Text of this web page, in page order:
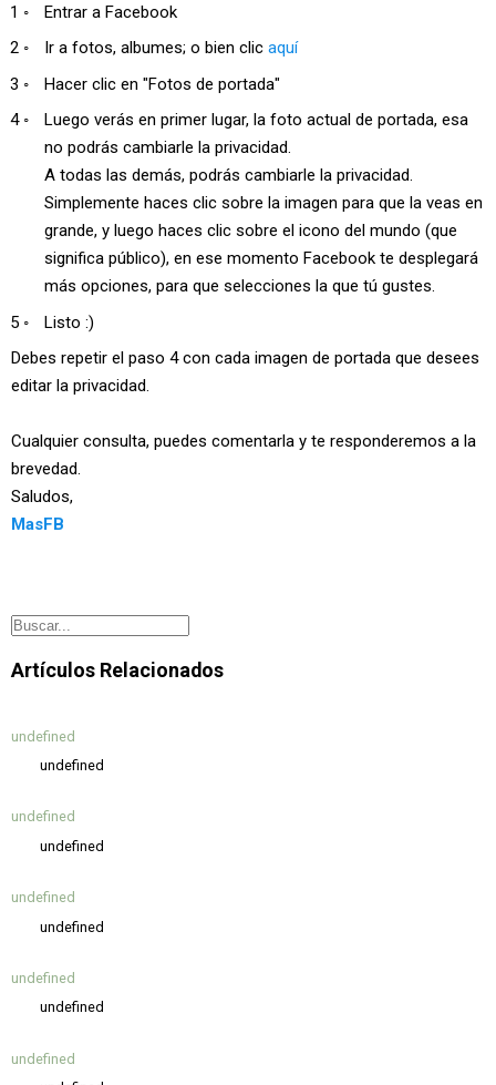
Entrar a Facebook
Ir a fotos, albumes; o bien clic aquí
Hacer clic en "Fotos de portada"
Luego verás en primer lugar, la foto actual de portada, esa
no podrás cambiarle la privacidad.
A todas las demás, podrás cambiarle la privacidad.
Simplemente haces clic sobre la imagen para que la veas en
grande, y luego haces clic sobre el icono del mundo (que
significa público), en ese momento Facebook te desplegará
más opciones, para que selecciones la que tú gustes.
Listo :)
Debes repetir el paso 4 con cada imagen de portada que desees
editar la privacidad.
Cualquier consulta, puedes comentarla y te responderemos a la
brevedad.
Saludos,
MasFB
Artículos Relacionados
undefined
undefined
undefined
undefined
undefined
undefined
undefined
undefined
undefined